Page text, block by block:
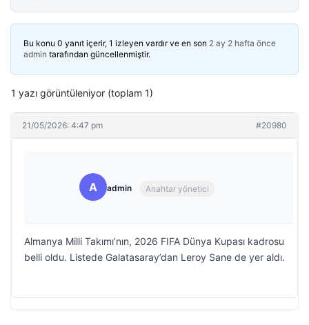
Bu konu 0 yanıt içerir, 1 izleyen vardır ve en son 2 ay 2 hafta önce
admin tarafından güncellenmiştir.
1 yazı görüntüleniyor (toplam 1)
21/05/2026: 4:47 pm #20980
A admin Anahtar yönetici
Almanya Milli Takımı’nın, 2026 FIFA Dünya Kupası kadrosu
belli oldu. Listede Galatasaray’dan Leroy Sane de yer aldı.